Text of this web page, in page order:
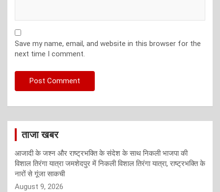
Save my name, email, and website in this browser for the
next time I comment.
ताजा खबर
आजादी के जश्न और राष्ट्रभक्ति के संदेश के साथ निकली भाजपा की
विशाल तिरंगा यात्रा जमशेदपुर में निकली विशाल तिरंगा यात्रा, राष्ट्रभक्ति के
नारों से गूंजा साकची
August 9, 2026